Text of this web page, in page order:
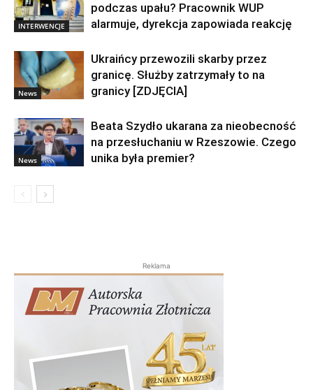
INTERWENCJE
podczas upału? Pracownik WUP
alarmuje, dyrekcja zapowiada reakcję
News
Ukraińcy przewozili skarby przez
granicę. Służby zatrzymały to na
granicy [ZDJĘCIA]
News
Beata Szydło ukarana za nieobecność
na przesłuchaniu w Rzeszowie. Czego
unika była premier?
Reklama